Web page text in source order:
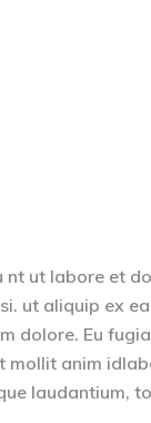
nt ut labore et
ut aliquip ex ea
dolore. Eu
mollit anim
laudantium,